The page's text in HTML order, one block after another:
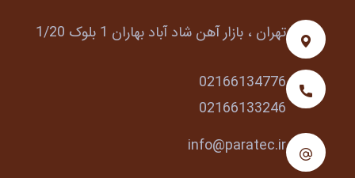
تهران ، بازار آهن شاد آباد بهاران 1 بلوک 1/20
02166134776
02166133246
info@paratec.ir